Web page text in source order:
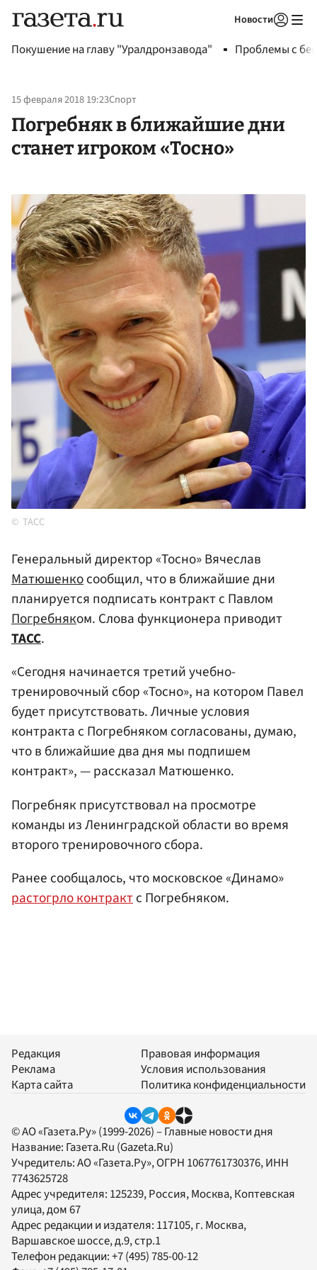
Новости
Покушение на главу "Уралдронзавода" Проблемы с
15 февраля 2018 19:23Спорт
Погребняк в ближайшие дни
станет игроком «Тосно»
ТАСС
Генеральный директор «Тосно» Вячеслав
Матюшенкосообщил, что в ближайшие дни
планируется подписать контракт с Павлом
Погребняком. Слова функционера приводит
ТАСС.
«Сегодня начинается третий учебно-
тренировочный сбор «Тосно», на котором Павел
будет присутствовать. Личные условия
контракта с Погребняком согласованы, думаю,
что в ближайшие два дня мы подпишем
контракт», — рассказал Матюшенко.
Погребняк присутствовал на просмотре
команды из Ленинградской области во время
второго тренировочного сбора.
Ранее сообщалось, что московское «Динамо»
растогрло контрактс Погребняком.
Редакция
Реклама
Карта сайта
Правовая информация
Условия использования
Политика конфиденциальности
© АО «Газета.Ру» (1999-2026) – Главные новости дня
Название: Газета.Ru (Gazeta.Ru)
Учредитель:АО «Газета.Ру», ОГРН 1067761730376, ИНН
7743625728
Адрес учредителя: 125239, Россия, Москва, Коптевская
улица, дом 67
Адрес редакции и издателя: 117105, г. Москва,
Варшавское шоссе, д.9, стр.1
Телефон редакции:+7 (495) 785-00-12